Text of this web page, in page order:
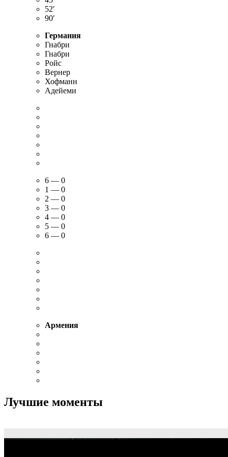
52′
90′
Германия
Гнабри
Гнабри
Ройс
Вернер
Хофманн
Адейеми
6 — 0
1 — 0
2 — 0
3 — 0
4 — 0
5 — 0
6 — 0
Армения
Лучшие моменты